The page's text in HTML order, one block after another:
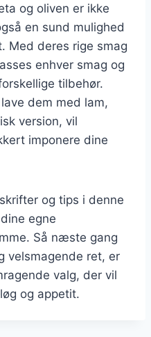
og oliven er ikke
en sund mulighed
Med deres rige smag
enhver smag og
tilbehør.
dem med lam,
version, vil
imponere dine
og tips i denne
egne
Så næste gang
velsmagende ret, er
valg, der vil
og appetit.